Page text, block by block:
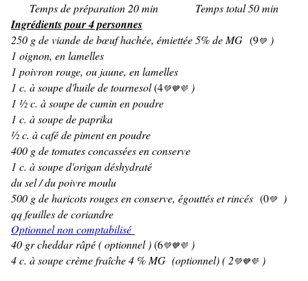
Temps de préparation 20 min Temps total 50 min
Ingrédients pour 4 personnes
250 g de viande de bœuf hachée, émiettée 5% de MG (9💚 )
1 oignon, en lamelles
1 poivron rouge, ou jaune, en lamelles
1 c. à soupe d'huile de tournesol(4💚💙💜 )
1 ½ c. à soupe de cumin en poudre
1 c. à soupe de paprika
½ c. à café de piment en poudre
400 g de tomates concassées en conserve
1 c. à soupe d'origan déshydraté
du sel / du poivre moulu
500 g de haricots rouges en conserve, égouttés et rincés (0💚
)
qq feuilles de coriandre
Optionnel non comptabilisé
40 gr cheddar râpé ( optionnel )(6💚💙💜 )
4 c. à soupe crème fraîche 4 % MG (optionnel) ( 2💚💙💜 )